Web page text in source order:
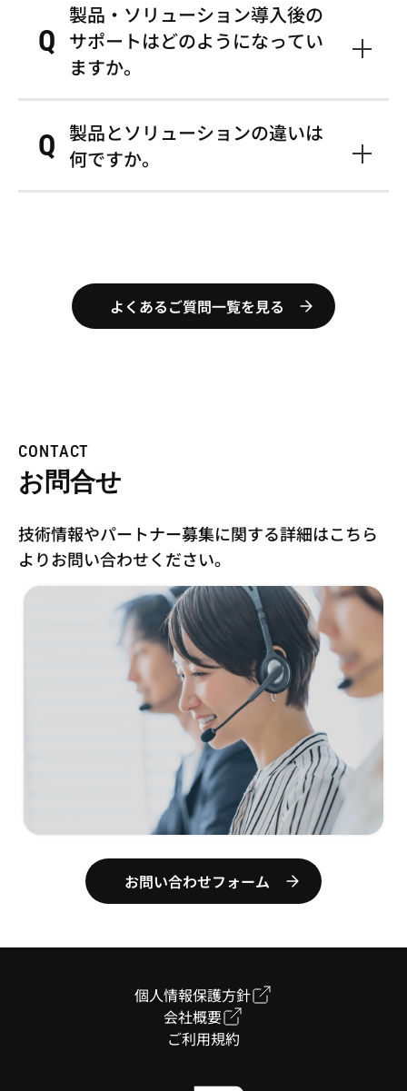
ーム」を通じてご連絡ください。お問い合わせの
際は当該記事のタイトル等もご記入頂けるとスム
ーズに確認させて頂きます。ご質問内容は担当部
署にて確認し、ご回答いたします。なお、内容に
よってはご返信までにお時間をいただく場合があ
りますので、ご了承ください。
Q
製品・ソリューション導入後の
サポートはどのようになってい
ますか。
契約内容によって異なりますので、詳しくは「お
問い合わせフォーム」を通じてご連絡ください。
Q 製品とソリューションの違いは
何ですか。
よくあるご質問一覧を見る
CONTACT
お問合せ
技術情報やパートナー募集に関する詳細はこちら
よりお問い合わせください。
お問い合わせフォーム
個人情報保護方針
会社概要
ご利用規約